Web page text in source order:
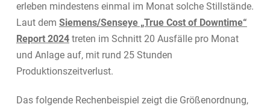
erleben mindestens einmal im Monat solche Stillstände.
Laut dem Siemens/Senseye „True Cost of Downtime“
Report 2024treten im Schnitt 20 Ausfälle pro Monat
und Anlage auf, mit rund 25 Stunden
Produktionszeitverlust.
Das folgende Rechenbeispiel zeigt die Größenordnung,